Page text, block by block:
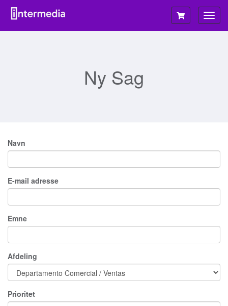
Skift
Ny Sag
Navn
E-mail adresse
Emne
Afdeling
Prioritet